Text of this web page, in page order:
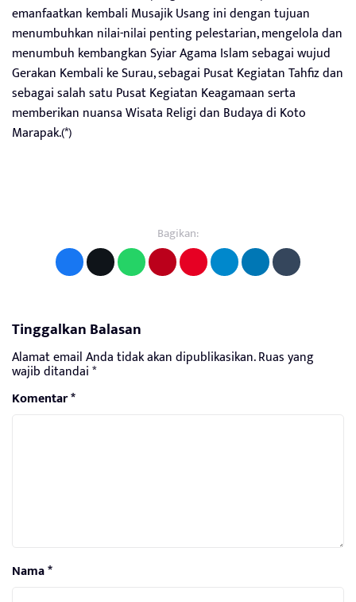
emanfaatkan kembali Musajik Usang ini dengan tujuan
menumbuhkan nilai-nilai penting pelestarian, mengelola dan
menumbuh kembangkan Syiar Agama Islam sebagai wujud
Gerakan Kembali ke Surau, sebagai Pusat Kegiatan Tahfiz dan
sebagai salah satu Pusat Kegiatan Keagamaan serta
memberikan nuansa Wisata Religi dan Budaya di Koto
Marapak.(*)
Bagikan:
Tinggalkan Balasan
Alamat email Anda tidak akan dipublikasikan.Ruas yang
wajib ditandai*
Komentar*
Nama*